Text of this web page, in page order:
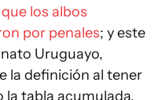
los albos
por penales; y este
Uruguayo,
la definición al tener
la tabla acumulada.